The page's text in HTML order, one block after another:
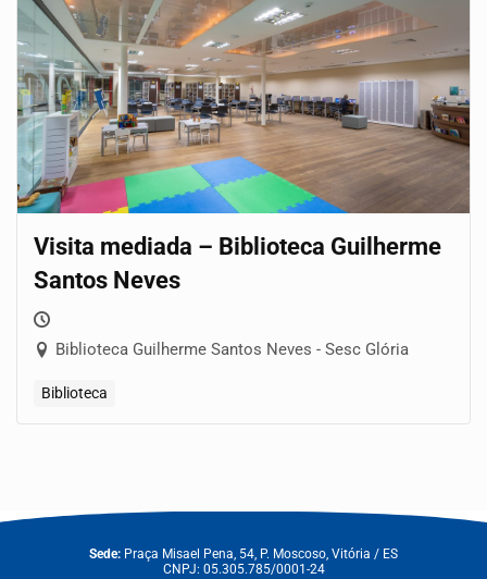
Visita mediada – Biblioteca Guilherme
Santos Neves
Biblioteca Guilherme Santos Neves - Sesc Glória
Biblioteca
Sede: Praça Misael Pena, 54, P. Moscoso, Vitória / ES
CNPJ: 05.305.785/0001-24